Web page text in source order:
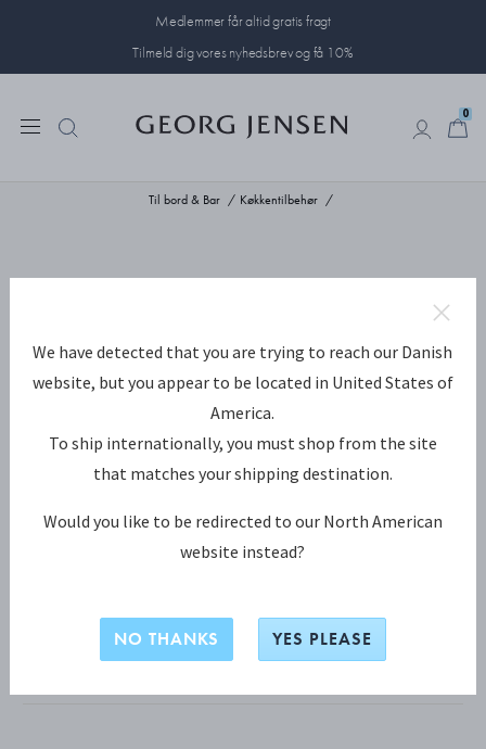
Medlemmer får altid gratis fragt
Tilmeld dig vores nyhedsbrev og få 10%
0
Til bord & Bar Køkkentilbehør
SKY serveringsbræt, medium
We have detected that you are trying to reach our Danish
website, but you appear to be located in United States of
America.
To ship internationally, you must shop from the site
that matches your shipping destination.
Would you like to be redirected to our North American
website instead?
NO THANKS YES PLEASE